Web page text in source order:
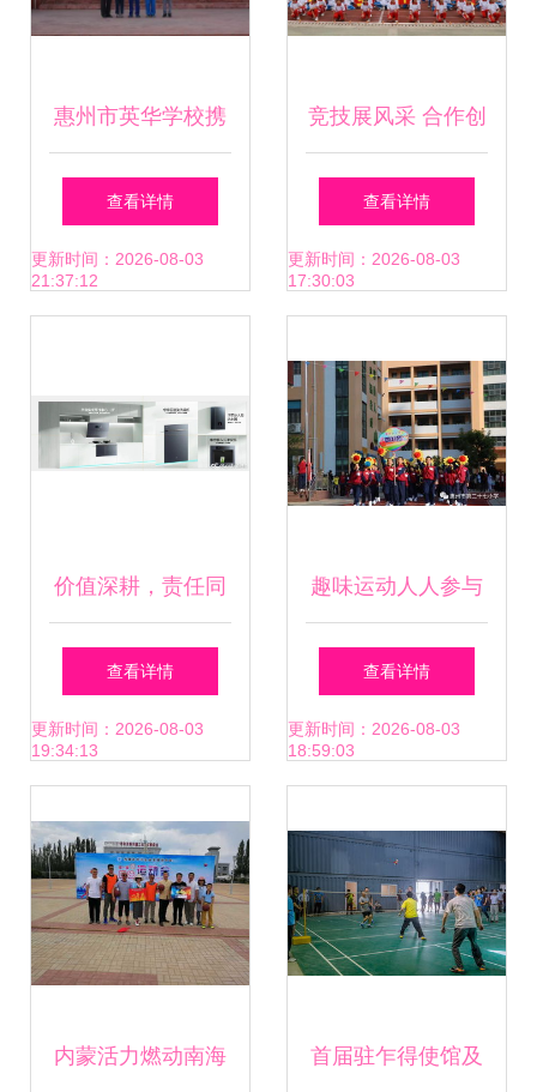
惠州市英华学校携
手企业举办校园吉
尼斯，跨界共燃活
查看详情
更新时间：2026-08-03
21:37:12
竞技展风采 合作创
未来——惠州市仲
恺技工学校第八届
惠州企业运动会隆
重开幕
查看详情
更新时间：2026-08-03
17:30:03
价值深耕，责任同
行 华帝2025三季
报背后的长期主义
查看详情
更新时间：2026-08-03
19:34:13
趣味运动人人参与
竞技赛场精彩纷呈
——惠州市第二十
学生趣味运动会
查看详情
更新时间：2026-08-03
18:59:03
内蒙活力燃动南海 首届驻乍得使馆及